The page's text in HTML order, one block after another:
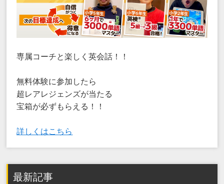
専属コーチと楽しく英会話！！
無料体験に参加したら
超レアレジェンズが当たる
宝箱が必ずもらえる！！
詳しくはこちら
最新記事